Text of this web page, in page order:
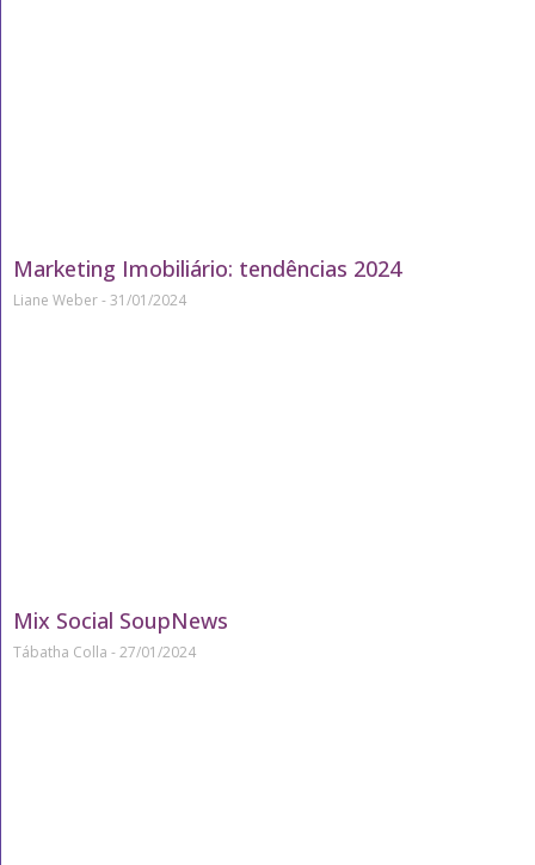
Marketing Imobiliário: tendências 2024
Liane Weber 31/01/2024
Mix Social SoupNews
Tábatha Colla 27/01/2024